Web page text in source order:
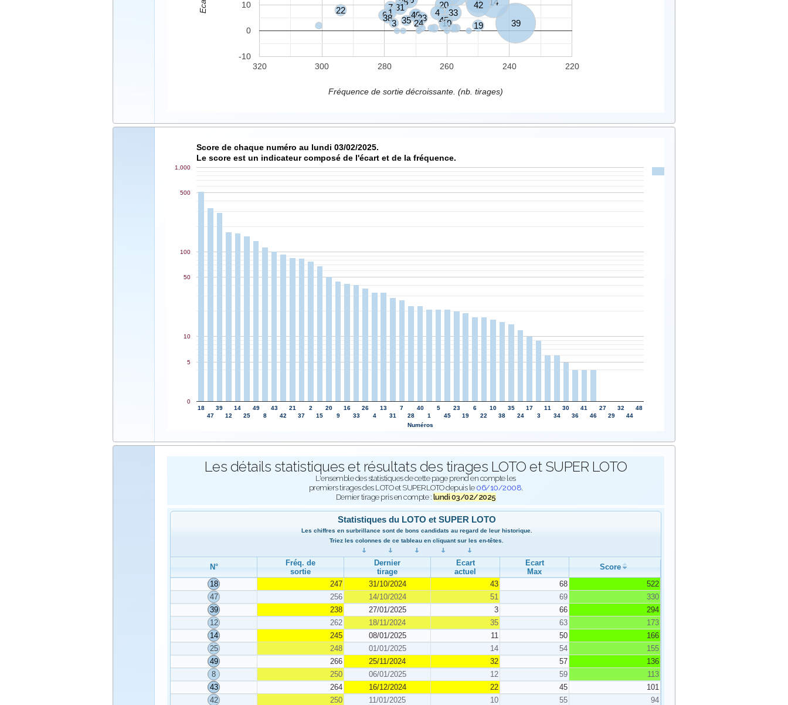
39
14
42
20
33
26
4
31
7
28
40
1
5
6
19
22
23 45
10
24
35
38
3
320 300 280 260 240 220
-10
0
10
Fréquence de sortie décroissante. (nb. tirages)
Score de chaque numéro au lundi 03/02/2025.
Le score est un indicateur composé de l'écart et de la fréquence.
18
47
39
12
14
25
49
8
43
42
21
37
2
15
20
9
16
33
26
4
13
31
7
28
40
1
5
45
23
19
6
22
10
38
35
24
17
3
11
34
30
36
41
46
27
29
32
44
48
0
5
10
50
100
500
1,000
Numéros
Les détails statistiques et résultats des tirages LOTO et SUPER LOTO
L'ensemble des statistiques de cette page prend en compte les
premiers tirages des LOTO et SUPERLOTO depuis le 06/10/2008.
Dernier tirage pris en compte : lundi 03/02/2025
Statistiques du LOTO et SUPER LOTO
Les chiffres en surbrillance sont de bons candidats au regard de leur historique.
Triez les colonnes de ce tableau en cliquant sur les en-têtes.
N°
Fréq. de
sortie
Dernier
tirage
Ecart
actuel
Ecart
Max
Score
18
247 31/10/2024 43 68
522
47
256 14/10/2024 51 69
330
39
238 27/01/2025 3 66
294
12
262 18/11/2024 35 63
173
14
245 08/01/2025 11 50
166
25
248 01/01/2025 14 54
155
49
266 25/11/2024 32 57
136
8
250 06/01/2025 12 59
113
43
264 16/12/2024 22 45
101
42
250 11/01/2025 10 55
94